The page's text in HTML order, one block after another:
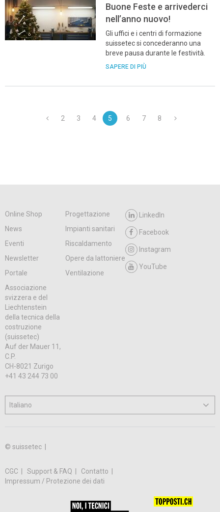
Buone Feste e arrivederci
nell’anno nuovo!
Gli uffici e i centri di formazione
suissetec si concederanno una
breve pausa durante le festività.
SAPERE DI PIÙ
2 3 4 5 6 7 8
Online Shop
Progettazione
News
Impianti sanitari
Eventi
Riscaldamento
Newsletter
Opere da lattoniere
Portale
Ventilazione
LinkedIn
Facebook
Instagram
YouTube
Associazione
svizzera e del
Liechtenstein
della tecnica della
costruzione
(suissetec)
Auf der Mauer 11,
C.P.
CH-8021 Zurigo
+41 43 244 73 00
© suissetec |
CGC Support & FAQ
Contatto
Impressum / Protezione dei dati